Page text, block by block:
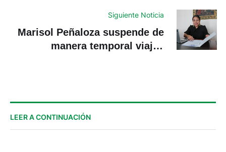
la ultraderechaSiguiente Noticia
Marisol Peñaloza suspende de
manera temporal viajes
LEER A CONTINUACIÓN